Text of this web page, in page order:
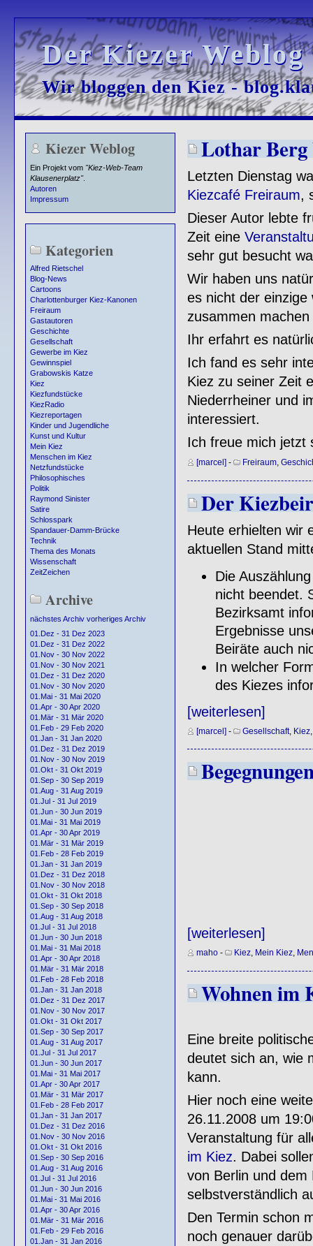
Der Kiezer
Der Kiezer
Wir bloggen den Kiez -
Wir bloggen den Kiez -
Kiezer Weblog
Ein Projekt vom "Kiez-Web-Team
Klausenerplatz".
Autoren
Impressum
Kategorien
Alfred Rietschel
Blog-News
Cartoons
Charlottenburger Kiez-Kanonen
Freiraum
Gastautoren
Geschichte
Gesellschaft
Gewerbe im Kiez
Gewinnspiel
Grabowskis Katze
Kiez
Kiezfundstücke
KiezRadio
Kiezreportagen
Kinder und Jugendliche
Kunst und Kultur
Mein Kiez
Menschen im Kiez
Netzfundstücke
Philosophisches
Politik
Raymond Sinister
Satire
Schlosspark
Spandauer-Damm-Brücke
Technik
Thema des Monats
Wissenschaft
ZeitZeichen
Archive
nächstes Archiv vorheriges Archiv
01.Dez - 31 Dez 2023
01.Dez - 31 Dez 2022
01.Nov - 30 Nov 2022
01.Nov - 30 Nov 2021
01.Dez - 31 Dez 2020
01.Nov - 30 Nov 2020
01.Mai - 31 Mai 2020
01.Apr - 30 Apr 2020
01.Mär - 31 Mär 2020
01.Feb - 29 Feb 2020
01.Jan - 31 Jan 2020
01.Dez - 31 Dez 2019
01.Nov - 30 Nov 2019
01.Okt - 31 Okt 2019
01.Sep - 30 Sep 2019
01.Aug - 31 Aug 2019
01.Jul - 31 Jul 2019
01.Jun - 30 Jun 2019
01.Mai - 31 Mai 2019
01.Apr - 30 Apr 2019
01.Mär - 31 Mär 2019
01.Feb - 28 Feb 2019
01.Jan - 31 Jan 2019
01.Dez - 31 Dez 2018
01.Nov - 30 Nov 2018
01.Okt - 31 Okt 2018
01.Sep - 30 Sep 2018
01.Aug - 31 Aug 2018
01.Jul - 31 Jul 2018
01.Jun - 30 Jun 2018
01.Mai - 31 Mai 2018
01.Apr - 30 Apr 2018
01.Mär - 31 Mär 2018
01.Feb - 28 Feb 2018
01.Jan - 31 Jan 2018
01.Dez - 31 Dez 2017
01.Nov - 30 Nov 2017
01.Okt - 31 Okt 2017
01.Sep - 30 Sep 2017
01.Aug - 31 Aug 2017
01.Jul - 31 Jul 2017
01.Jun - 30 Jun 2017
01.Mai - 31 Mai 2017
01.Apr - 30 Apr 2017
01.Mär - 31 Mär 2017
01.Feb - 28 Feb 2017
01.Jan - 31 Jan 2017
01.Dez - 31 Dez 2016
01.Nov - 30 Nov 2016
01.Okt - 31 Okt 2016
01.Sep - 30 Sep 2016
01.Aug - 31 Aug 2016
01.Jul - 31 Jul 2016
01.Jun - 30 Jun 2016
01.Mai - 31 Mai 2016
01.Apr - 30 Apr 2016
01.Mär - 31 Mär 2016
01.Feb - 29 Feb 2016
01.Jan - 31 Jan 2016
Lothar Berg
Letzten Dienstag
Kiezcafé Freiraum,
Dieser Autor lebte
Zeit eine
sehr gut besucht
Wir haben uns
es nicht der
zusammen
Ihr erfahrt es
Ich fand es sehr
Kiez zu seiner Zeit
Niederrheiner und
interessiert.
Ich freue mich jetzt
[marcel] - Freiraum,
Der
Heute erhielten wir
aktuellen Stand
Die
nicht beendet.
Bezirksamt
Ergebnisse
Beiräte auch
In welcher
des Kiezes
[weiterlesen]
[marcel]- Gesellschaft, Kiez
[weiterlesen]
maho- Kiez, Mein Kiez,
Wohnen im
Eine breite
deutet sich an, wie
kann.
Hier noch eine
26.11.2008 um
Veranstaltung für
im Kiez. Dabei
von Berlin und
selbstverständlich
Den Termin schon
noch genauer